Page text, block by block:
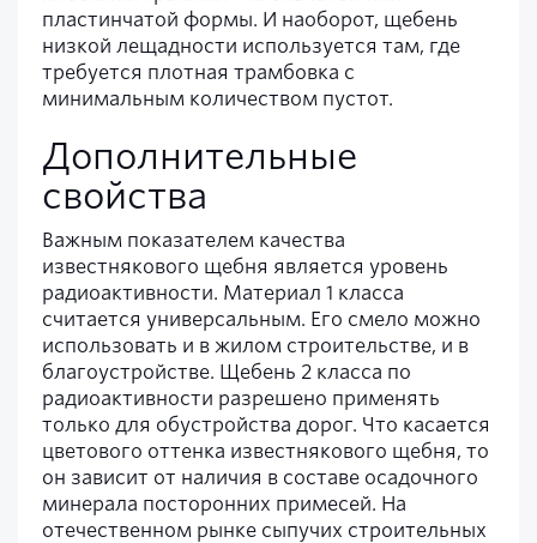
пластинчатой формы. И наоборот, щебень
низкой лещадности используется там, где
требуется плотная трамбовка с
минимальным количеством пустот.
Дополнительные
свойства
Важным показателем качества
известнякового щебня является уровень
радиоактивности. Материал 1 класса
считается универсальным. Его смело можно
использовать и в жилом строительстве, и в
благоустройстве. Щебень 2 класса по
радиоактивности разрешено применять
только для обустройства дорог. Что касается
цветового оттенка известнякового щебня, то
он зависит от наличия в составе осадочного
минерала посторонних примесей. На
отечественном рынке сыпучих строительных